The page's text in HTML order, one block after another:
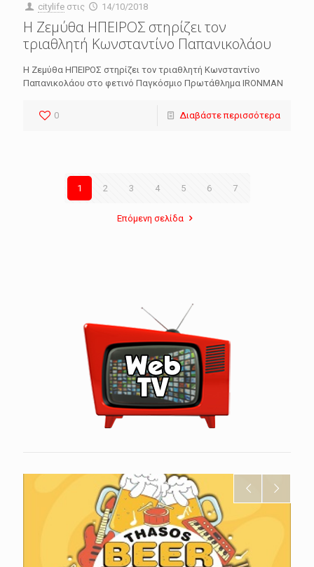
citylife στις 14/10/2018
Η Ζεμύθα ΗΠΕΙΡΟΣ στηρίζει τον
τριαθλητή Κωνσταντίνο Παπανικολάου
Η Ζεμύθα ΗΠΕΙΡΟΣ στηρίζει τον τριαθλητή Κωνσταντίνο
Παπανικολάου στο φετινό Παγκόσμιο Πρωτάθλημα IRONMAN
0 Διαβάστε περισσότερα
1 2 3 4 5 6 7
Επόμενη σελίδα